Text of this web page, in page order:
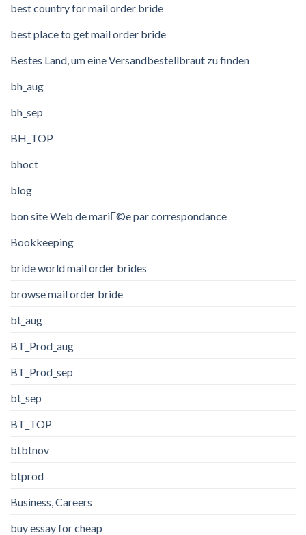
best country for mail order bride
best place to get mail order bride
Bestes Land, um eine Versandbestellbraut zu finden
bh_aug
bh_sep
BH_TOP
bhoct
blog
bon site Web de mariГ©e par correspondance
Bookkeeping
bride world mail order brides
browse mail order bride
bt_aug
BT_Prod_aug
BT_Prod_sep
bt_sep
BT_TOP
btbtnov
btprod
Business, Careers
buy essay for cheap